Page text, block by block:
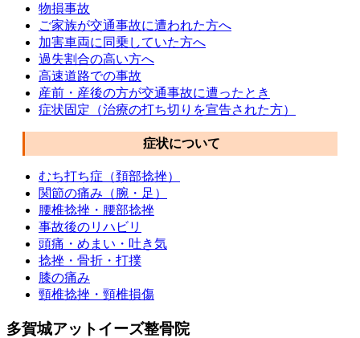
物損事故
ご家族が交通事故に遭われた方へ
加害車両に同乗していた方へ
過失割合の高い方へ
高速道路での事故
産前・産後の方が交通事故に遭ったとき
症状固定（治療の打ち切りを宣告された方）
症状について
むち打ち症（頚部捻挫）
関節の痛み（腕・足）
腰椎捻挫・腰部捻挫
事故後のリハビリ
頭痛・めまい・吐き気
捻挫・骨折・打撲
膝の痛み
頸椎捻挫・頸椎損傷
多賀城アットイーズ整骨院